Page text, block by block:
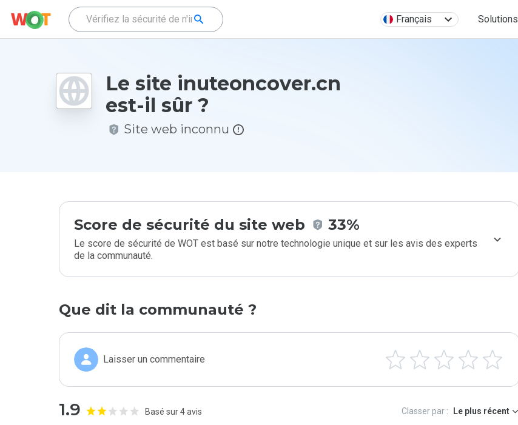
Français Solutions
Le site inuteoncover.cn
est-il sûr ?
Site web inconnu
Score de sécurité du site web 33%
Le score de sécurité de WOT est basé sur notre technologie unique et sur les avis des experts
de la communauté.
Que dit la communauté ?
Laisser un commentaire
1.9 Basé sur 4 avis Classer par : Le plus récent